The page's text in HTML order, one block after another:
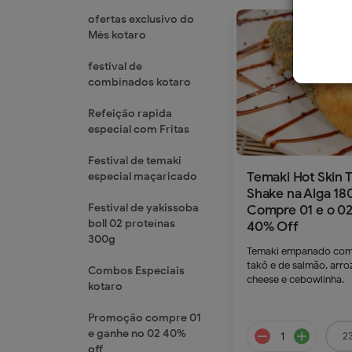
ofertas exclusivo do
Mês kotaro
festival de
combinados kotaro
Refeição rapida
especial com Fritas
Festival de temaki
especial maçaricado
Festival de yakissoba
boll 02 proteínas
300g
Combos Especiais
kotaro
Promoção compre 01
e ganhe no 02 40%
off
Temaki Hot Skin
Shake na Alga
Compre 01 e o
40% Off
Temaki empanado
takô e de salmão,
cheese e cebowlinha.